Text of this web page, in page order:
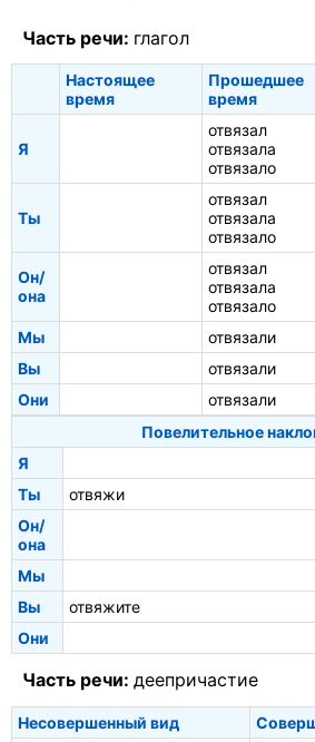
Часть речи: глагол
Настоящее
время
Прошедшее
время
Я
отвязал
отвязала
отвязало
Ты
отвязал
отвязала
отвязало
Он/
она
отвязал
отвязала
отвязало
Мы отвязали
Вы
отвязали
Они
отвязали
Повелительное
Я
Ты
отвяжи
Он/
она
Мы
Вы
отвяжите
Они
Часть речи: деепричастие
Несовершенный вид